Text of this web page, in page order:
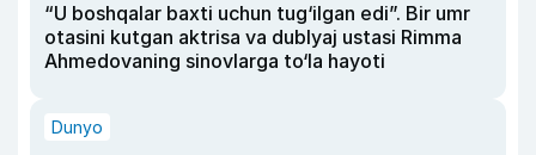
“U boshqalar baxti uchun tug‘ilgan edi”. Bir umr
otasini kutgan aktrisa va dublyaj ustasi Rimma
Ahmedovaning sinovlarga to‘la hayoti
Dunyo